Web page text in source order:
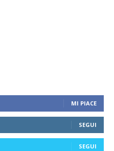
MI PIACE
SEGUI
SEGUI